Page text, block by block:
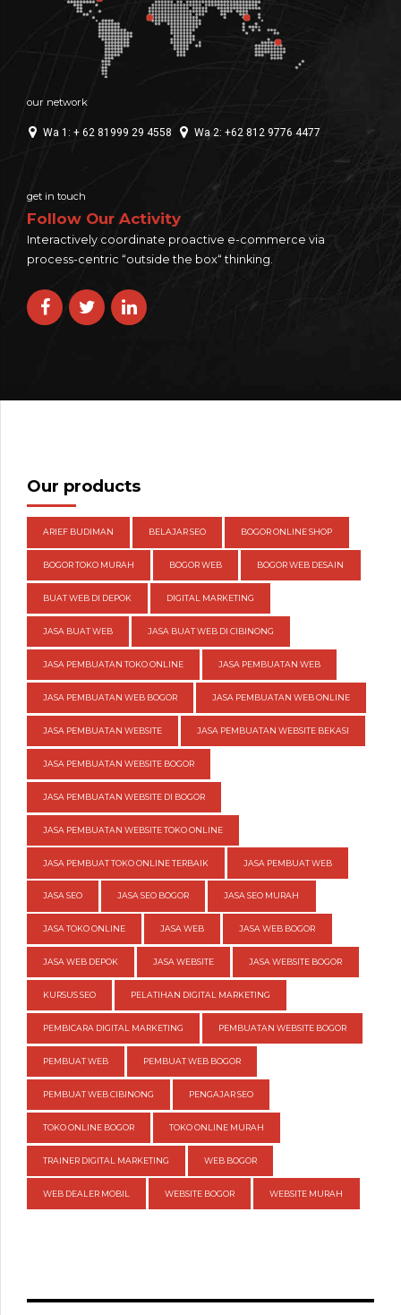
our network
Wa 1: + 62 81999 29 4558 Wa 2: +62 812 9776 4477
get in touch
Follow Our Activity
Interactively coordinate proactive e-commerce via
process-centric “outside the box“ thinking.
Our products
ARIEF BUDIMAN BELAJAR SEO BOGOR ONLINE SHOP
BOGOR TOKO MURAH BOGOR WEB BOGOR WEB DESAIN
BUAT WEB DI DEPOK DIGITAL MARKETING
JASA BUAT WEB JASA BUAT WEB DI CIBINONG
JASA PEMBUATAN TOKO ONLINE JASA PEMBUATAN WEB
JASA PEMBUATAN WEB BOGOR JASA PEMBUATAN WEB ONLINE
JASA PEMBUATAN WEBSITE JASA PEMBUATAN WEBSITE BEKASI
JASA PEMBUATAN WEBSITE BOGOR
JASA PEMBUATAN WEBSITE DI BOGOR
JASA PEMBUATAN WEBSITE TOKO ONLINE
JASA PEMBUAT TOKO ONLINE TERBAIK JASA PEMBUAT WEB
JASA SEO JASA SEO BOGOR JASA SEO MURAH
JASA TOKO ONLINE JASA WEB JASA WEB BOGOR
JASA WEB DEPOK JASA WEBSITE JASA WEBSITE BOGOR
KURSUS SEO PELATIHAN DIGITAL MARKETING
PEMBICARA DIGITAL MARKETING PEMBUATAN WEBSITE BOGOR
PEMBUAT WEB PEMBUAT WEB BOGOR
PEMBUAT WEB CIBINONG PENGAJAR SEO
TOKO ONLINE BOGOR TOKO ONLINE MURAH
TRAINER DIGITAL MARKETING WEB BOGOR
WEB DEALER MOBIL WEBSITE BOGOR WEBSITE MURAH